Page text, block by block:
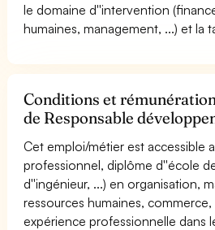
le domaine d''intervention
humaines, management, ...) et la
Conditions et
de Responsable
Cet emploi/métier est accessible
professionnel, diplôme d''école
d''ingénieur, ...) en organisation,
ressources humaines,
expérience professionnelle dans